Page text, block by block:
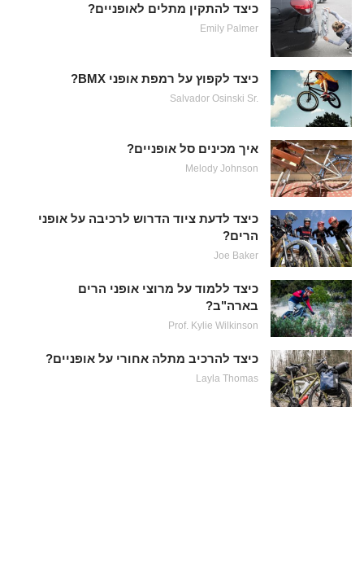
כיצד להתקין מתלים לאופניים?
Emily Palmer
כיצד לקפוץ על רמפת אופני BMX?
Salvador Osinski Sr.
איך מכינים סל אופניים?
Melody Johnson
כיצד לדעת ציוד הדרוש לרכיבה על אופני
הרים?
Joe Baker
כיצד ללמוד על מרוצי אופני הרים
בארה"ב?
Prof. Kylie Wilkinson
כיצד להרכיב מתלה אחורי על אופניים?
Layla Thomas